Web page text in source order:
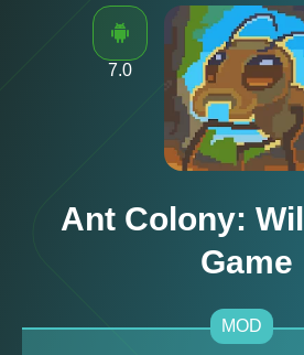
7.0
Ant Colony:
Game
MOD